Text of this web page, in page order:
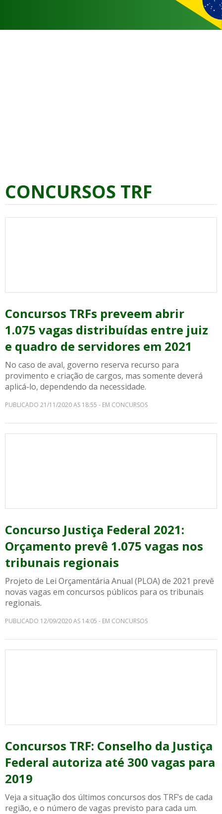
CONCURSOS TRF
Concursos TRFs preveem abrir
1.075 vagas distribuídas entre juiz
e quadro de servidores em 2021
No caso de aval, governo reserva recurso para
provimento e criação de cargos, mas somente deverá
aplicá-lo, dependendo da necessidade.
PUBLICADO 21/11/2020 AS 18:55 - EM CONCURSOS
Concurso Justiça Federal 2021:
Orçamento prevê 1.075 vagas nos
tribunais regionais
Projeto de Lei Orçamentária Anual (PLOA) de 2021 prevê
novas vagas em concursos públicos para os tribunais
regionais.
PUBLICADO 12/09/2020 AS 14:05 - EM CONCURSOS
Concursos TRF: Conselho da Justiça
Federal autoriza até 300 vagas para
2019
Veja a situação dos últimos concursos dos TRF’s de cada
região, e o número de vagas previsto para cada um.